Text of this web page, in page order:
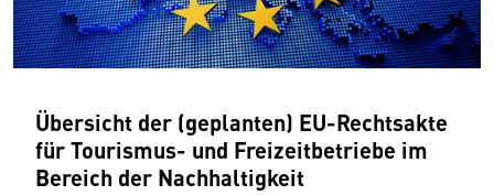
Übersicht der (geplanten) EU-Rechtsakte
für Tourismus- und Freizeitbetriebe im
Bereich der Nachhaltigkeit